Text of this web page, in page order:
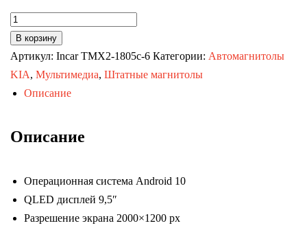
Количество
товара
Автомагнитола
KIA
Sorento-
13-
ция
с
ориг.камерой
В корзину
Артикул: Incar TMX2-1805c-6 Категории: Автомагнитолы
KIA, Мультимедиа, Штатные магнитолы
Описание
Описание
Операционная система Android 10
QLED дисплей 9,5″
Разрешение экрана 2000×1200 px